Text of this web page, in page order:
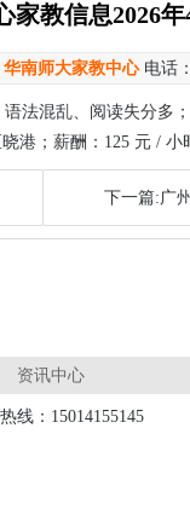
家教信息2026年
华南师大家教中心电话
法混乱、阅读失分多
港；薪酬：125 元 / 小
下一篇:广
资讯中心
线：15014155145